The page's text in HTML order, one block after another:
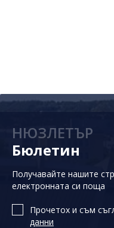
НЮЗЛЕТЪР
Бюлетин
Получавайте нашите
електронната си поща
Прочетох и съм
данни